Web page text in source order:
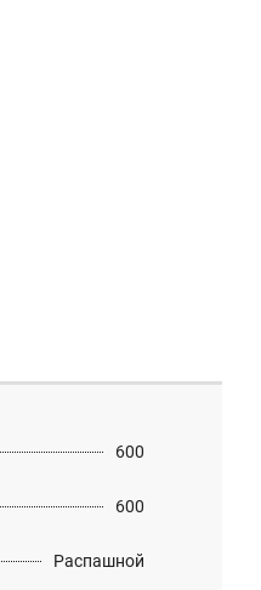
600
600
Распашной